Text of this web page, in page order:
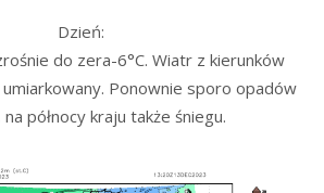
Dzień:
do zera-6°C. Wiatr z kierunków
umiarkowany. Ponownie sporo opadów
północy kraju także śniegu.